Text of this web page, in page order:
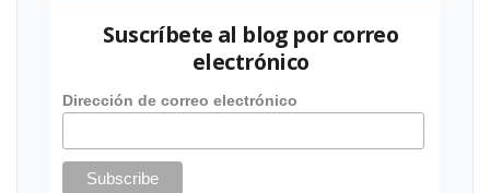
Suscríbete al blog por correo
electrónico
Dirección de correo electrónico